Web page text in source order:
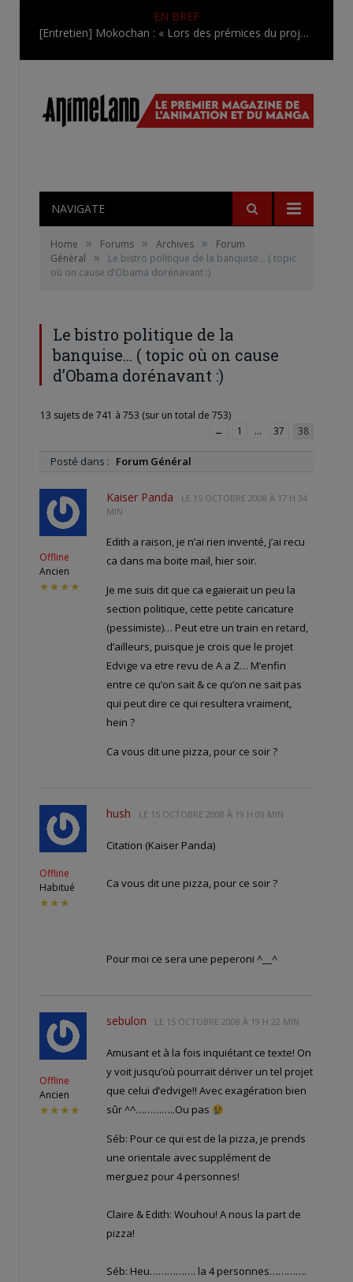
EN BREF
[Entretien] Mokochan : « Lors des prémices du projet, il était déjà demandé de suivre au mieux le manga originel.»
NAVIGATE
Home » Forums » Archives »
Forum
Général
»
Le bistro politique de la banquise… ( topic
où on cause d’Obama dorénavant :)
Le bistro politique de la
banquise… ( topic où on cause
d’Obama dorénavant :)
13 sujets de 741 à 753 (sur un total de 753)
←
1 … 37 38
Posté dans : Forum Général
Offline
Ancien
★★★★
Kaiser Panda LE 15 OCTOBRE 2008 À 17 H 34
MIN
Edith a raison, je n’ai rien inventé, j’ai recu
ca dans ma boite mail, hier soir.
Je me suis dit que ca egaierait un peu la
section politique, cette petite caricature
(pessimiste)… Peut etre un train en retard,
d’ailleurs, puisque je crois que le projet
Edvige va etre revu de A a Z… M’enfin
entre ce qu’on sait & ce qu’on ne sait pas
qui peut dire ce qui resultera vraiment,
hein ?
Ca vous dit une pizza, pour ce soir ?
Offline
Habitué
★★★
hush LE 15 OCTOBRE 2008 À 19 H 09 MIN
Citation (Kaiser Panda)
Ca vous dit une pizza, pour ce soir ?
Pour moi ce sera une peperoni ^__^
Offline
Ancien
★★★★
sebulon LE 15 OCTOBRE 2008 À 19 H 22 MIN
Amusant et à la fois inquiétant ce texte! On
y voit jusqu’où pourrait dériver un tel projet
que celui d’edvige!! Avec exagération bien
sûr ^^…………..Ou pas
Séb: Pour ce qui est de la pizza, je prends
une orientale avec supplément de
merguez pour 4 personnes!
Claire & Edith: Wouhou! A nous la part de
pizza!
Séb: Heu……………. la 4 personnes………….